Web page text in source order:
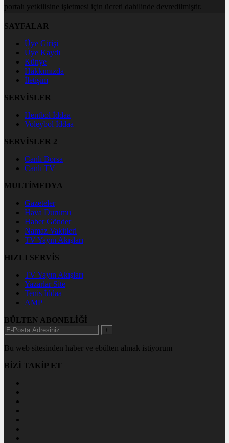
portalı yetkilisine işletmesi için ücreti dahilinde devredilmiştir.
SAYFALAR
Üye Girişi
Üye Kaydı
Künye
Hakkımızda
İletişim
SERVİSLER
Hentbol İddaa
Voleybol İddaa
SERVİSLER 2
Canlı Borsa
Canlı TV
MULTİMEDYA
Gazeteler
Hava Durumu
Haber Gönder
Namaz Vakitleri
TV Yayın Akışları
HIZLI SERVİS
TV Yayın Akışları
Yazarlar Site
Tenis İddaa
AMP
BÜLTEN ABONELİĞİ
+
Bu web sitesinden haber ve ebülten almak istiyorum
BİZİ TAKİP ET